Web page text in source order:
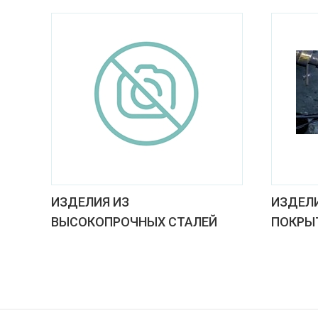
ИЗДЕЛИЯ ИЗ
ВЫСОКОПРОЧНЫХ СТАЛЕЙ